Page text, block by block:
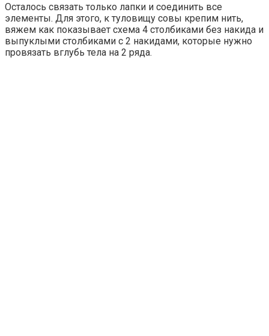
Осталось связать только лапки и соединить все
элементы. Для этого, к туловищу совы крепим нить,
вяжем как показывает схема 4 столбиками без накида и
выпуклыми столбиками с 2 накидами, которые нужно
провязать вглубь тела на 2 ряда.